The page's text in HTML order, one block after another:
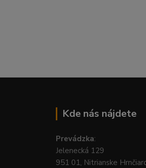
Kde nás nájdete
Prevádzka:
Jelenecká 129
951 01, Nitrianske